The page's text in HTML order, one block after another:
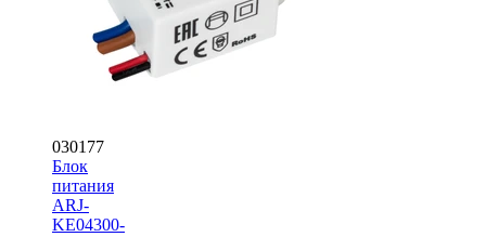
030177
Блок
питания
ARJ-
KE04300-